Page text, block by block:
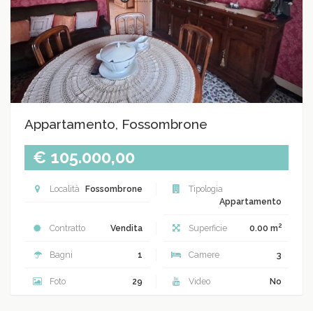
Appartamento, Fossombrone
€ 105.000,00
Località Fossombrone
Tipologia
Appartamento
Contratto Vendita Superficie 0.00 m2
Bagni 1 Camere 3
Foto 29 Video No